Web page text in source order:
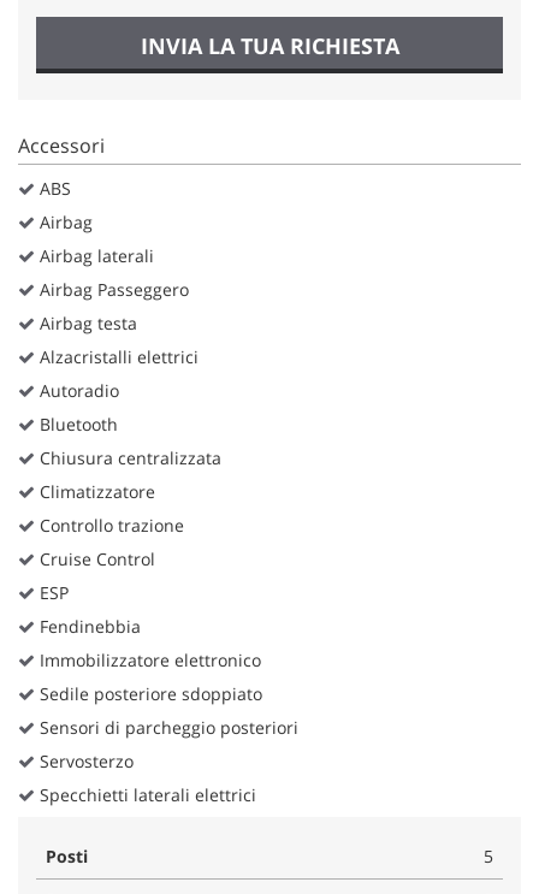
INVIA LA TUA RICHIESTA
Accessori
ABS
Airbag
Airbag laterali
Airbag Passeggero
Airbag testa
Alzacristalli elettrici
Autoradio
Bluetooth
Chiusura centralizzata
Climatizzatore
Controllo trazione
Cruise Control
ESP
Fendinebbia
Immobilizzatore elettronico
Sedile posteriore sdoppiato
Sensori di parcheggio posteriori
Servosterzo
Specchietti laterali elettrici
Posti
5
impostazioni